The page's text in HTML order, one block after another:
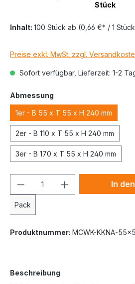
Stück
Inhalt: 100 Stück ab (0,66 €* / 1
Preise exkl. MwSt. zzgl.
Sofort verfügbar, Lieferzeit: 1-2
Abmessung
1er - B 55 x T 55 x H 240 mm
2er - B 110 x T 55 x H 240 mm
3er - B 170 x T 55 x H 240 mm
Pack
In
Produktnummer: MCWK-KKNA-
Beschreibung